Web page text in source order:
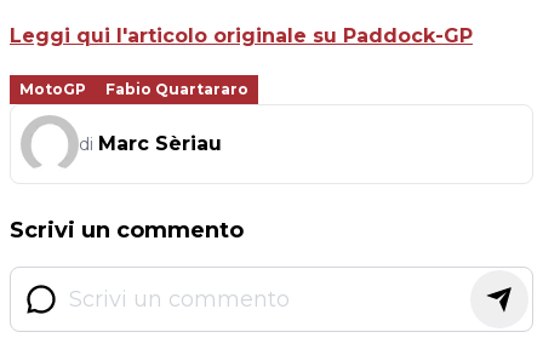
Leggi qui l'articolo originale su Paddock-GP
MotoGP Fabio Quartararo
di Marc Sèriau
Scrivi un commento